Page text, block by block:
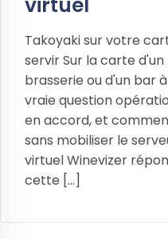
Takoyaki sur votre
servir Sur la carte
brasserie ou d'un bar
vraie question
en accord, et
sans mobiliser le
virtuel Winevizer
cette [...]